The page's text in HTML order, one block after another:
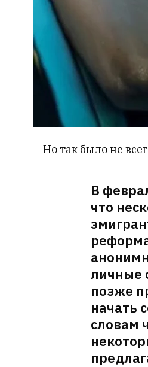
Но так было не
В
что
личные
позже
начать
словам